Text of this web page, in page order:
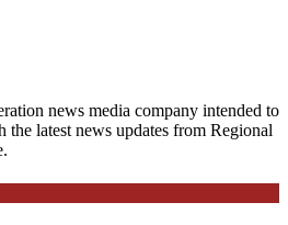
news media company intended to
the latest news updates from Regional